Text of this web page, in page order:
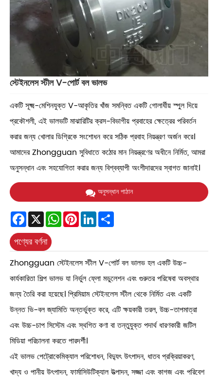
স্টেইনলেস স্টীল V-পোর্ট বল ভালভ
একটি সূক্ষ্ম-মেশিনযুক্ত V-আকৃতির খাঁজ সমন্বিত একটি গোলার্ধীয় স্পুল দিয়ে
প্রকৌশলী, এই ভালভটি মাঝারিটির ক্রস-বিভাগীয় প্রবাহের ক্ষেত্রের পরিবর্তন
করার জন্য খোলার ডিগ্রিকে সংশোধন করে সঠিক প্রবাহ নিয়ন্ত্রণ অর্জন করে।
আমাদের Zhongguan সুবিধাতে কঠোর মান নিয়ন্ত্রণের অধীনে নির্মিত, আমরা
অনুসন্ধান এবং সহযোগিতা করার জন্য বিশ্বব্যাপী অংশীদারদের স্বাগত জানাই।
অনুসন্ধান পাঠান
Facebook
X WhatsAppPinterestLinkedIn
পণ্যের বর্ণনা
Zhongguan স্টেইনলেস স্টীল V-পোর্ট বল ভালভ হল একটি উচ্চ-
কার্যকারিতা শিল্প ভালভ যা নির্ভুল ফ্লো মডুলেশন এবং গুরুতর পরিষেবা অবস্থার
জন্য তৈরি করা হয়েছে। প্রিমিয়াম স্টেইনলেস স্টীল থেকে নির্মিত এবং একটি
উন্নত ভি-বল জ্যামিতি অন্তর্ভুক্ত করে, এটি ক্ষয়কারী তরল, উচ্চ-তাপমাত্রা
এবং উচ্চ-চাপ সিস্টেম এবং স্থগিত কণা বা তন্তুযুক্ত পদার্থ ধারণকারী জটিল
মিডিয়া পরিচালনা করতে পারদর্শী।
এই ভালভ পেট্রোকেমিক্যাল পরিশোধন, বিদ্যুৎ উৎপাদন, ধাতব প্রক্রিয়াকরণ,
খাদ্য ও পানীয় উৎপাদন, ফার্মাসিউটিক্যাল উত্পাদন, সজ্জা এবং কাগজ এবং পরিবেশ